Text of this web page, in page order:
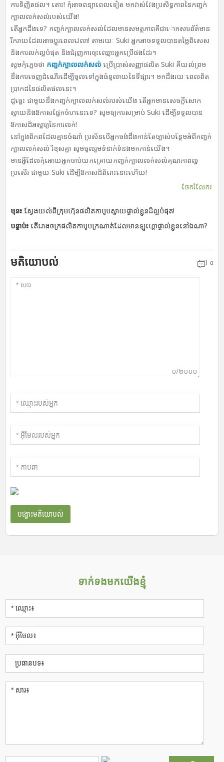
ការទិញិតផល។ តោះ! កុំអាចពន្យាពេលទៀត មកវាស់វែងប្រសិទ្ធភាពនៃកញ្ចក់
ក្បាលលក់សល់របស់យើង!
តើអ្នកដឹងទេ? កញ្ចក់ក្បាលលក់សល់ដែលមានសមត្ថភាពគឺជាោកសារព័ត៌មាន
រីករាយដែលអាចប្ដូរពេលវេលា! តាមរយៈ Suki អ្នកអាចទទួលបានតម្លៃពិសេស
និងការលក់ល្អបំផុត និងជំរុញការចុះឈ្មោះអ្នកប្រើផងដែរ។
សូមកុំភ្លេចថា កញ្ចក់ក្បាលលក់សល់ ប្រើប្រាស់សញ្ញាផលិត Suki គឺយល់ព្រម
នឹងការចេញដំណើរដើម្បីចូលទៅក្នុងធំទូលាយនៃទីផ្សារ។ មកដឹងរយៈពេលពិត
ប្រាកដនៃផលិតផលនេះ។
ដូច្នេះ ជាមួយនឹងកញ្ចក់ក្បាលលក់សល់របស់យើង តើអ្នកមានសេចក្តីសោក
ស្តាយនិងឱកាសផ្នែកចំហនេះទេ? សូមឲ្យការសម្រាប់ Suki ដើម្បីទទួលបាន
ឱកាសដ៏អស្ចារ្យនៃការលក់!
នៅក្នុងពិភពដែលគ្មានចំណាំ ប្រសិនបើអ្នកចង់ដឹងកាន់តែច្បាស់បន្ថែមអំពីកញ្ចក់
ក្បាលលក់សល់ រឺខុសគ្នា សូមចូលរួមទំនាក់ទំនងមកកាន់យើង។
មានអ្វីដែលកុំអោយអ្នកចាប់យកគ្រោយកញ្ចក់ក្បាលលក់សល់គុណភាពល្អ
ប្រសើរ ជាមួយ Suki ដើម្បីឱកាសដ៏ពិរោះនោះហើយ!
ចែករំលែក៖
មុន៖ ស្វែងយល់ពីក្រុមហ៊ុនផលិតកាបូបស្ពាយផ្ទាល់ខ្លួនដ៏ល្អបំផុត!
បន្ទាប់៖ តើរោងចក្រផលិតកាបូបក្រណាត់ដែលមានឡូហ្គោផ្ទាល់ខ្លួននៅឯណា?
មតិយោបល់ ០
០/២០០០
ទាក់ទងមកយើងខ្ញុំ